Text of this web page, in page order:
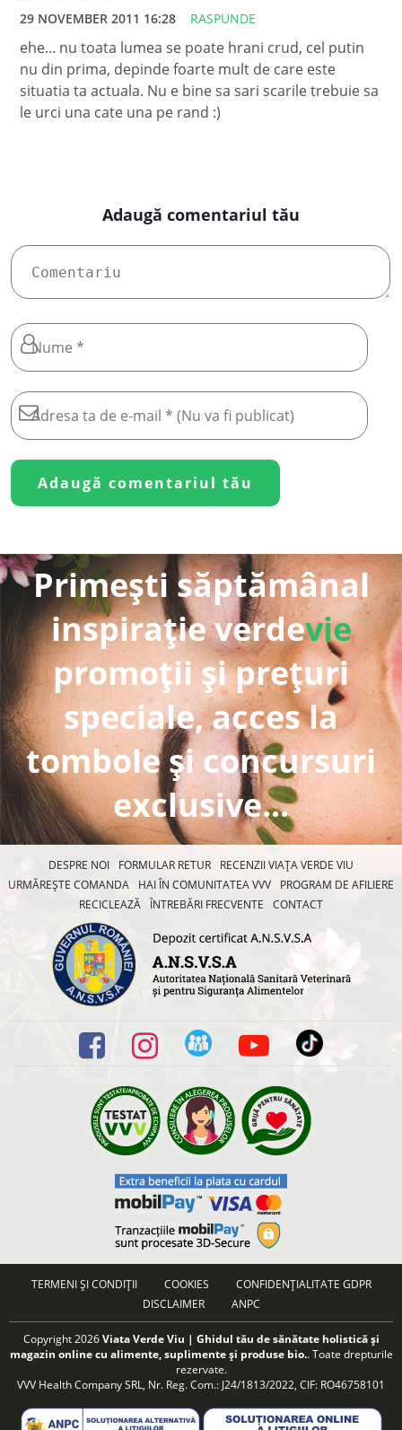
29 NOVEMBER 2011 16:28 RASPUNDE
ehe... nu toata lumea se poate hrani crud, cel putin
nu din prima, depinde foarte mult de care este
situatia ta actuala. Nu e bine sa sari scarile trebuie sa
le urci una cate una pe rand :)
Adaugă comentariul tău
Primești săptămânal
inspirație verdevie
promoții și prețuri
speciale, acces la
tombole și concursuri
exclusive...
DESPRE NOI FORMULAR RETUR
RECENZII VIAȚA VERDE VIU
URMĂREȘTE COMANDA
HAI ÎN COMUNITATEA VVV
PROGRAM DE AFILIERE
RECICLEAZĂ ÎNTREBĂRI FRECVENTE CONTACT
TERMENI ȘI CONDIȚII COOKIES
CONFIDENȚIALITATE GDPR
DISCLAIMER
ANPC
Copyright 2026Viata Verde Viu | Ghidul tău de sănătate holistică și
magazin online cu alimente, suplimente și produse bio.. Toate drepturile
rezervate.
VVV Health Company SRL, Nr. Reg. Com.: J24/1813/2022, CIF: RO46758101